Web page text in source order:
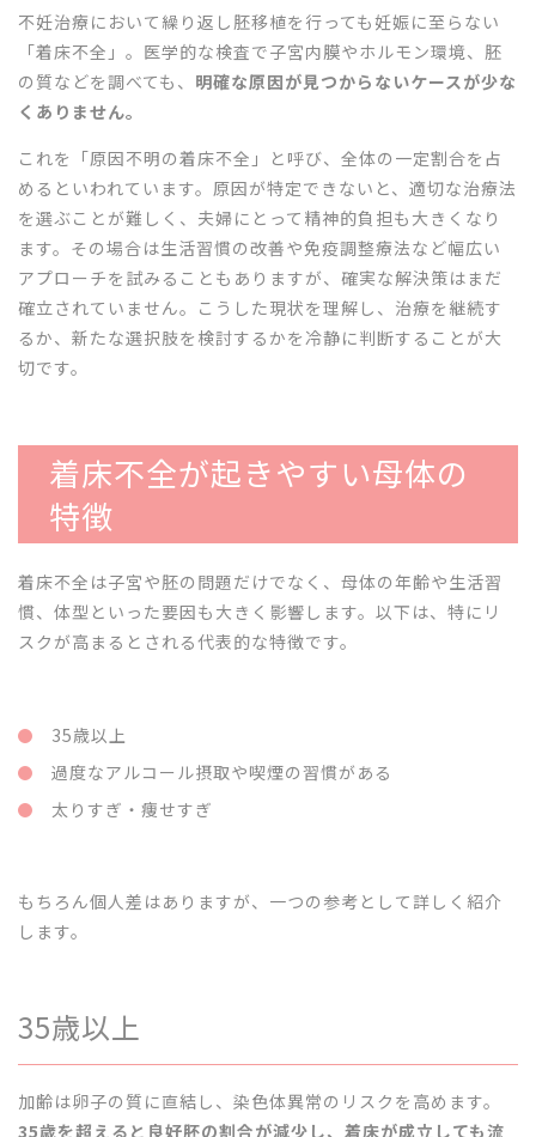
不妊治療において繰り返し胚移植を行っても妊娠に至らない
「着床不全」。医学的な検査で子宮内膜やホルモン環境、胚
の質などを調べても、 明確な原因が見つからないケースが少な
くありません。
これを「原因不明の着床不全」と呼び、全体の一定割合を占
めるといわれています。原因が特定できないと、適切な治療法
を選ぶことが難しく、夫婦にとって精神的負担も大きくなり
ます。その場合は生活習慣の改善や免疫調整療法など幅広い
アプローチを試みることもありますが、確実な解決策はまだ
確立されていません。こうした現状を理解し、治療を継続す
るか、新たな選択肢を検討するかを冷静に判断することが大
切です。
着床不全が起きやすい母体の
特徴
着床不全は子宮や胚の問題だけでなく、母体の年齢や生活習
慣、体型といった要因も大きく影響します。以下は、特にリ
スクが高まるとされる代表的な特徴です。
35歳以上
過度なアルコール摂取や喫煙の習慣がある
太りすぎ・痩せすぎ
もちろん個人差はありますが、一つの参考として詳しく紹介
します。
35歳以上
加齢は卵子の質に直結し、染色体異常のリスクを高めます。
35歳を超えると良好胚の割合が減少し、着床が成立しても流